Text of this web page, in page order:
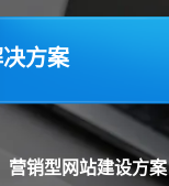
方案
营销型网站建设方案